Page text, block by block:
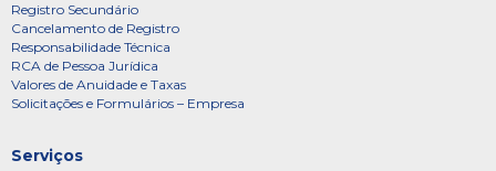
Registro Secundário
Cancelamento de Registro
Responsabilidade Técnica
RCA de Pessoa Jurídica
Valores de Anuidade e Taxas
Solicitações e Formulários – Empresa
Serviços